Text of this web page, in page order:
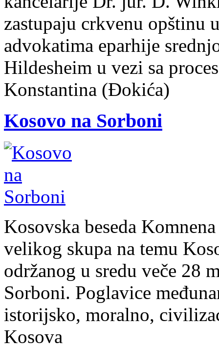
zastupaju crkvenu opštinu
advokatima eparhije
Hildesheim u vezi sa
Konstantina (Đokića)
Kosovo na Sorboni
Kosovska beseda
velikog skupa na temu
održanog u sredu veče 28
Sorboni. Poglavice
istorijsko, moralno,
Kosova